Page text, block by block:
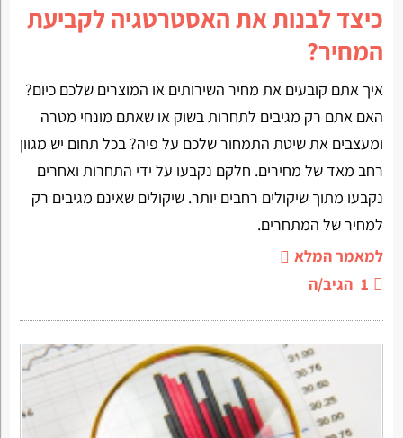
כיצד לבנות את האסטרטגיה לקביעת
המחיר?
איך אתם קובעים את מחיר השירותים או המוצרים שלכם כיום?
האם אתם רק מגיבים לתחרות בשוק או שאתם מונחי מטרה
ומעצבים את שיטת התמחור שלכם על פיה? בכל תחום יש מגוון
רחב מאד של מחירים. חלקם נקבעו על ידי התחרות ואחרים
נקבעו מתוך שיקולים רחבים יותר. שיקולים שאינם מגיבים רק
למחיר של המתחרים.
למאמר המלא
1 הגיב/ה